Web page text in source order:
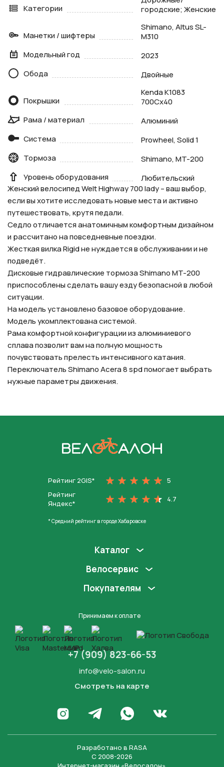
Категории
городские; Женские
Манетки / шифтеры
Shimano, Altus SL-
M310
Модельный год
2023
Обода
Двойные
Покрышки
Kenda K1083
700Cx40
Рама / материал
Алюминий
Система
Prowheel, Solid 1
Тормоза
Shimano, MT-200
Уровень оборудования
Любительский
Женский велосипед Welt Highway 700 lady – ваш выбор,
если вы хотите исследовать новые места и активно
путешествовать, крутя педали.
Седло отличается анатомичным комфортным дизайном
и рассчитано на повседневные поездки.
Жесткая вилка Rigid не нуждается в обслуживании и не
подведёт.
Дисковые гидравлические тормоза Shimano MT-200
приспособлены сделать вашу езду безопасной в любой
ситуации.
На модель установлено базовое оборудование.
Модель укомплектована системой.
Рама комфортной конфигурации из алюминиевого
сплава позволит вам на полную мощность
почувствовать прелесть интенсивного катания.
Переключатель Shimano Acera 8 spd помогает выбрать
нужные параметры движения.
Рейтинг 2GIS*
5
Рейтинг
Яндекс*
4.7
* Средний рейтинг в городе Хабаровске
Каталог
Велосервис
Покупателям
Принимаем к оплате
+7 (909) 823-66-53
info@velo-salon.ru
Смотреть на карте
Перейти в Инстаграм
Написать в Телеграм
Написать в WhatsApp
Перейти во
Разработано в RASA
С 2008-2026